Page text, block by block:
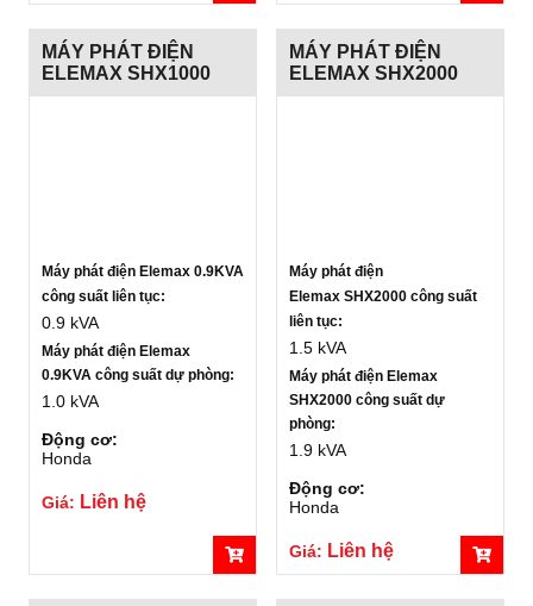
MÁY PHÁT ĐIỆN
ELEMAX SHX1000
Máy phát điện Elemax 0.9KVA
công suất liên tục:
0.9 kVA
Máy phát điện Elemax
0.9KVA công suất dự phòng:
1.0 kVA
Động cơ:
Honda
Giá: Liên hệ
MÁY PHÁT ĐIỆN
ELEMAX SHX2000
Máy phát điện
Elemax SHX2000 công suất
liên tục:
1.5 kVA
Máy phát điện Elemax
SHX2000 công suất dự
phòng:
1.9 kVA
Động cơ:
Honda
Giá: Liên hệ